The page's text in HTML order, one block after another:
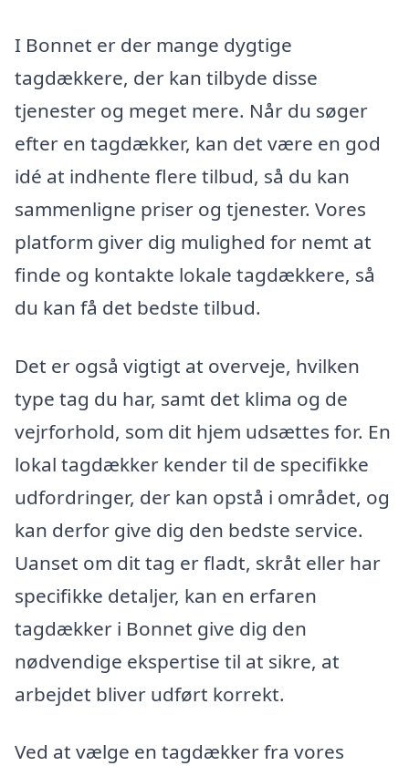
I Bonnet er der mange dygtige
tagdækkere, der kan tilbyde disse
tjenester og meget mere. Når du søger
efter en tagdækker, kan det være en god
idé at indhente flere tilbud, så du kan
sammenligne priser og tjenester. Vores
platform giver dig mulighed for nemt at
finde og kontakte lokale tagdækkere, så
du kan få det bedste tilbud.
Det er også vigtigt at overveje, hvilken
type tag du har, samt det klima og de
vejrforhold, som dit hjem udsættes for. En
lokal tagdækker kender til de specifikke
udfordringer, der kan opstå i området, og
kan derfor give dig den bedste service.
Uanset om dit tag er fladt, skråt eller har
specifikke detaljer, kan en erfaren
tagdækker i Bonnet give dig den
nødvendige ekspertise til at sikre, at
arbejdet bliver udført korrekt.
Ved at vælge en tagdækker fra vores